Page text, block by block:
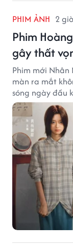
PHIM ẢNH 2
Phim
gây thất
Phim mới
màn ra mắt
sóng ngày đầu